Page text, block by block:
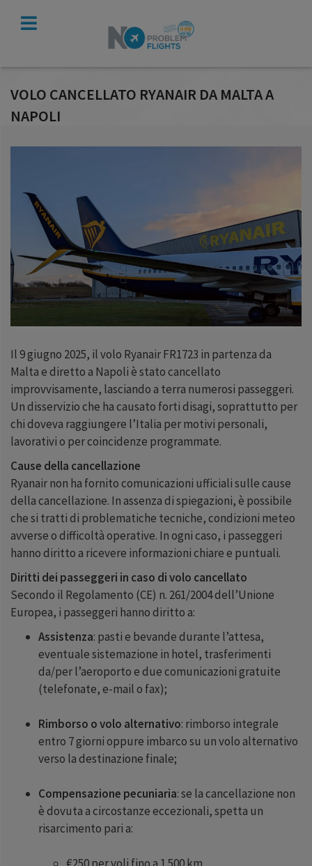
VOLO CANCELLATO RYANAIR DA MALTA A
NAPOLI
Il 9 giugno 2025, il volo Ryanair FR1723 in partenza da
Malta e diretto a Napoli è stato cancellato
improvvisamente, lasciando a terra numerosi passeggeri.
Un disservizio che ha causato forti disagi, soprattutto per
chi doveva raggiungere l’Italia per motivi personali,
lavorativi o per coincidenze programmate.
Cause della cancellazione
Ryanair non ha fornito comunicazioni ufficiali sulle cause
della cancellazione. In assenza di spiegazioni, è possibile
che si tratti di problematiche tecniche, condizioni meteo
avverse o difficoltà operative. In ogni caso, i passeggeri
hanno diritto a ricevere informazioni chiare e puntuali.
Diritti dei passeggeri in caso di volo cancellato
Secondo il Regolamento (CE) n. 261/2004 dell’Unione
Europea, i passeggeri hanno diritto a:
Assistenza: pasti e bevande durante l’attesa,
eventuale sistemazione in hotel, trasferimenti
da/per l’aeroporto e due comunicazioni gratuite
(telefonate, e-mail o fax);
Rimborso o volo alternativo: rimborso integrale
entro 7 giorni oppure imbarco su un volo alternativo
verso la destinazione finale;
Compensazione pecuniaria: se la cancellazione non
è dovuta a circostanze eccezionali, spetta un
risarcimento pari a: